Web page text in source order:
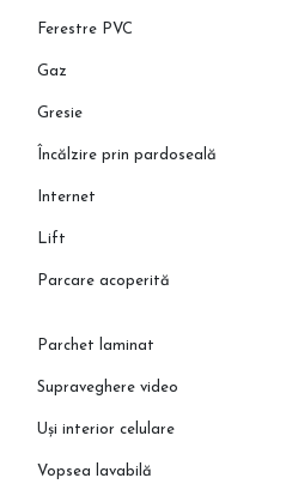
Ferestre PVC
Gaz
Gresie
Încălzire prin pardoseală
Internet
Lift
Parcare acoperită
Parchet laminat
Supraveghere video
Uși interior celulare
Vopsea lavabilă